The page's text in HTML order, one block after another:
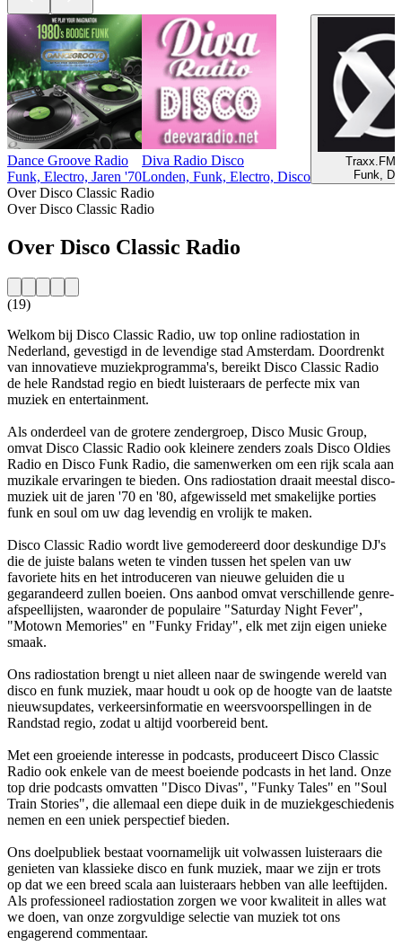
Dance Groove Radio
Funk, Electro, Jaren '70
Diva Radio Disco
Londen, Funk, Electro, Disco
Traxx.FM
Funk,
Over Disco Classic Radio
Over Disco Classic Radio
Over Disco Classic Radio
(19)
Welkom bij Disco Classic Radio, uw top online radiostation in
Nederland, gevestigd in de levendige stad Amsterdam. Doordrenkt
van innovatieve muziekprogramma's, bereikt Disco Classic Radio
de hele Randstad regio en biedt luisteraars de perfecte mix van
muziek en entertainment.
Als onderdeel van de grotere zendergroep, Disco Music Group,
omvat Disco Classic Radio ook kleinere zenders zoals Disco Oldies
Radio en Disco Funk Radio, die samenwerken om een rijk scala aan
muzikale ervaringen te bieden. Ons radiostation draait meestal disco-
muziek uit de jaren '70 en '80, afgewisseld met smakelijke porties
funk en soul om uw dag levendig en vrolijk te maken.
Disco Classic Radio wordt live gemodereerd door deskundige DJ's
die de juiste balans weten te vinden tussen het spelen van uw
favoriete hits en het introduceren van nieuwe geluiden die u
gegarandeerd zullen boeien. Ons aanbod omvat verschillende genre-
afspeellijsten, waaronder de populaire "Saturday Night Fever",
"Motown Memories" en "Funky Friday", elk met zijn eigen unieke
smaak.
Ons radiostation brengt u niet alleen naar de swingende wereld van
disco en funk muziek, maar houdt u ook op de hoogte van de laatste
nieuwsupdates, verkeersinformatie en weersvoorspellingen in de
Randstad regio, zodat u altijd voorbereid bent.
Met een groeiende interesse in podcasts, produceert Disco Classic
Radio ook enkele van de meest boeiende podcasts in het land. Onze
top drie podcasts omvatten "Disco Divas", "Funky Tales" en "Soul
Train Stories", die allemaal een diepe duik in de muziekgeschiedenis
nemen en een uniek perspectief bieden.
Ons doelpubliek bestaat voornamelijk uit volwassen luisteraars die
genieten van klassieke disco en funk muziek, maar we zijn er trots
op dat we een breed scala aan luisteraars hebben van alle leeftijden.
Als professioneel radiostation zorgen we voor kwaliteit in alles wat
we doen, van onze zorgvuldige selectie van muziek tot ons
engagerend commentaar.